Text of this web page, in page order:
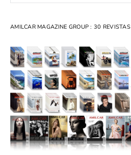
AMILCAR MAGAZINE GROUP : 30 REVISTAS